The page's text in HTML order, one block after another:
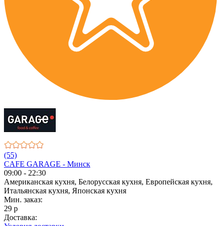
(55)
CAFE GARAGE - Минск
09:00 - 22:30
Американская кухня, Белорусская кухня, Европейская кухня,
Итальянская кухня, Японская кухня
Мин. заказ:
29 р
Доставка: